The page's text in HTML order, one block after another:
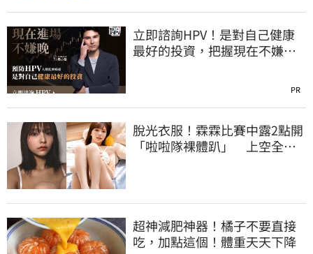
立即諮詢HPV！是對自己健康
最好的投資，把握現在不嫌
PR
脫光衣服！霖霖比賽中露2點開
「啦啦隊裸體趴」 上空全裸
超神減肥神器！橘子不要直接
吃，加點這個！體重天天下降